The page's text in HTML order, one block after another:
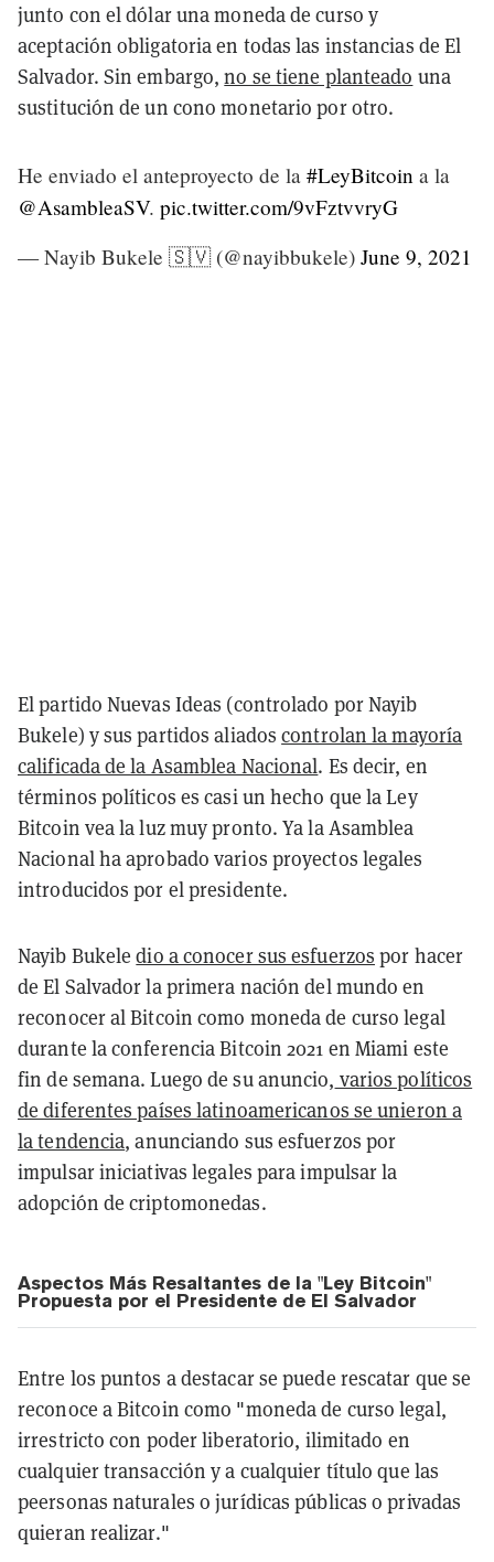
junto con el dólar una moneda de curso y
aceptación obligatoria en todas las instancias de El
Salvador. Sin embargo,no se tiene planteado una
sustitución de un cono monetario por otro.
He enviado el anteproyecto de la #LeyBitcoin a la
@AsambleaSV. pic.twitter.com/9vFztvvryG
— Nayib Bukele 🇸🇻 (@nayibbukele) June 9, 2021
El partido Nuevas Ideas (controlado por Nayib
Bukele) y sus partidos aliadoscontrolan la mayoría
calificada de la Asamblea Nacional. Es decir, en
términos políticos es casi un hecho que la Ley
Bitcoin vea la luz muy pronto. Ya la Asamblea
Nacional ha aprobado varios proyectos legales
introducidos por el presidente.
Nayib Bukeledio a conocer sus esfuerzos por hacer
de El Salvador la primera nación del mundo en
reconocer al Bitcoin como moneda de curso legal
durante la conferencia Bitcoin 2021 en Miami este
fin de semana. Luego de su anuncio, varios políticos
de diferentes países latinoamericanos se unieron a
la tendencia, anunciando sus esfuerzos por
impulsar iniciativas legales para impulsar la
adopción de criptomonedas.
Aspectos Más Resaltantes de la "Ley Bitcoin"
Propuesta por el Presidente de El Salvador
Entre los puntos a destacar se puede rescatar que se
reconoce a Bitcoin como "moneda de curso legal,
irrestricto con poder liberatorio, ilimitado en
cualquier transacción y a cualquier título que las
peersonas naturales o jurídicas públicas o privadas
quieran realizar."